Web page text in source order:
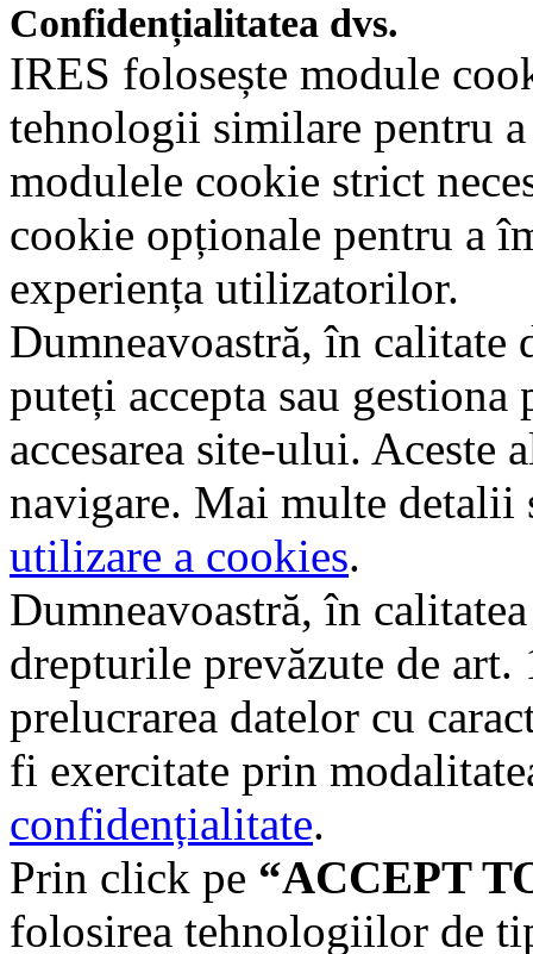
Confidențialitatea dvs.
IRES folosește module
tehnologii similare pentru a
modulele cookie strict
cookie opționale pentru a
experiența utilizatorilor.
Dumneavoastră, în calitate
puteți accepta sau
accesarea site-ului. Aceste
navigare. Mai multe
utilizare a cookies.
Dumneavoastră, în
drepturile prevăzute de
prelucrarea datelor cu
fi exercitate prin
confidențialitate.
Prin click pe “ACCEPT
folosirea tehnologiilor de